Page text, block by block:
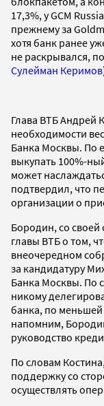
17,3%, у GCM
прежнему за
хотя банк ранее
не раскрывался,
Сулейман Керимов
Глава ВТБ Андрей
необходимости
Банка Москвы. По
выкупать 100%-
может
подтвердил, что
организации о
Бородин, со своей
главы ВТБ о том,
внеочередном
за кандидатуру
Банка Москвы. По
никому
банка, по меньшей
напомним,
руководство
По словам
поддержку со
осуществлять